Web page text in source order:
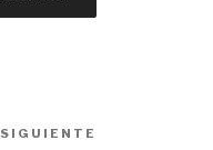
SIGUIENTE